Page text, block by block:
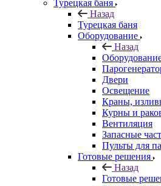
Турецкая баня
Назад
Турецкая баня
Оборудование
Назад
Двери
Освещение
Краны,
Курны и
Вентиляция
Запасные
Пульты для
Готовые решения
Назад
Готовые